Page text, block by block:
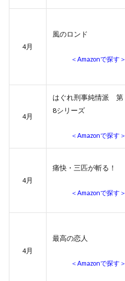
4月
風のロンド
＜Amazonで探す＞
4月
はぐれ刑事純情派 第
8シリーズ
＜Amazonで探す＞
4月
痛快・三匹が斬る！
＜Amazonで探す＞
4月
最高の恋人
＜Amazonで探す＞